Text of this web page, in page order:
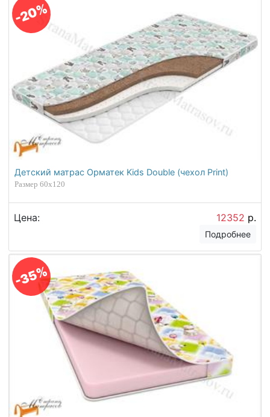
-20%
Детский матрас Орматек Kids Double (чехол Print)
Размер 60х120
Цена: 12352 р.
Подробнее
-35%